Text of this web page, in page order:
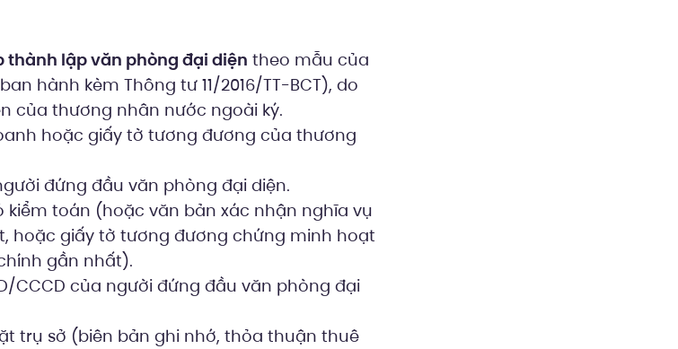
thành lập văn phòng đại diện theo mẫu của
hành kèm Thông tư 11/2016/TT-BCT), do
của thương nhân nước ngoài ký.
hoặc giấy tờ tương đương của thương
đứng đầu văn phòng đại diện.
kiểm toán (hoặc văn bản xác nhận nghĩa vụ
hoặc giấy tờ tương đương chứng minh hoạt
gần nhất).
CCCD của người đứng đầu văn phòng đại
trụ sở (biên bản ghi nhớ, thỏa thuận thuê